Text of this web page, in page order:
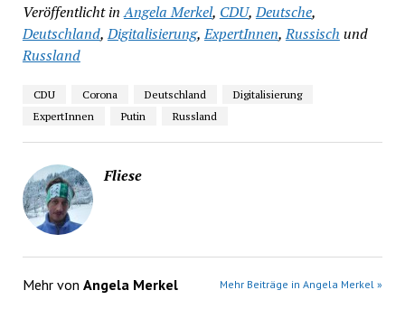
Veröffentlicht in Angela Merkel, CDU,Deutsche,
Deutschland,Digitalisierung,ExpertInnen,Russisch und
Russland
CDU Corona Deutschland
Digitalisierung
ExpertInnen
Putin Russland
Fliese
Mehr von Angela Merkel Mehr Beiträge in Angela Merkel »